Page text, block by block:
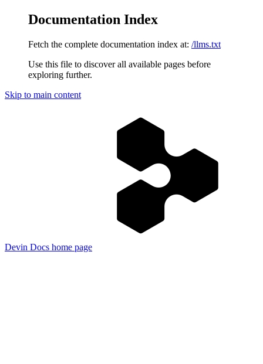
Documentation Index
Fetch the complete documentation index at: /llms.txt
Use this file to discover all available pages before
exploring further.
Skip to main content
Devin Docs home page